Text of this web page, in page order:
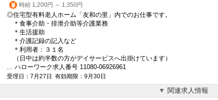
時給 1,200円 ～ 1,350円
◎住宅型有料老人ホーム「友和の里」内でのお仕事です。
＊食事介助・排泄介助等介護業務
＊生活援助
＊介護記録の記入など
＊利用者：３１名
（日中は約半数の方がデイサービスへ出掛けています）
... ハローワーク求人番号 11080-06926961
受理日：7月27日 有効期限：9月30日
関連求人情報